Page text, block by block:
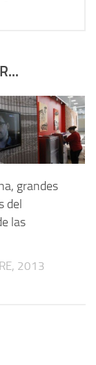
grandes
del
las
2013